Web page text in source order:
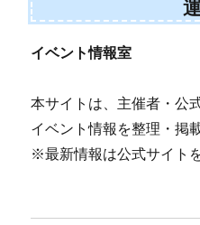
イベント情報室
本サイトは、主催者・公
イベント情報を整理・掲
※最新情報は公式サイト